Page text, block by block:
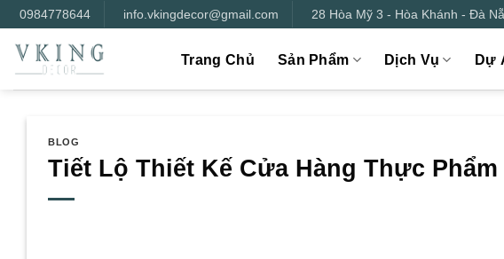
qua
nội
dung
0984778644 info.vkingdecor@gmail.com 28 Hòa Mỹ 3 - Hòa Khánh - Đà
Trang Chủ Sản Phẩm Dịch Vụ Dự
BLOG
Tiết Lộ Thiết Kế Cửa Hàng Thực